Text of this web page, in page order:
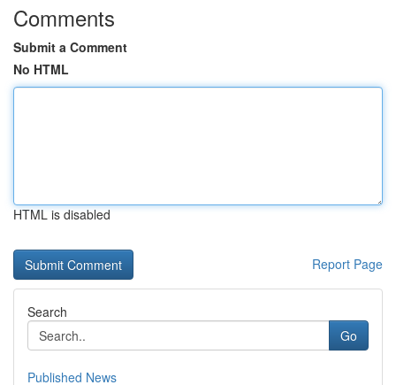
Comments
Submit a Comment
No HTML
HTML is disabled
Report Page
Search
Go
Published News